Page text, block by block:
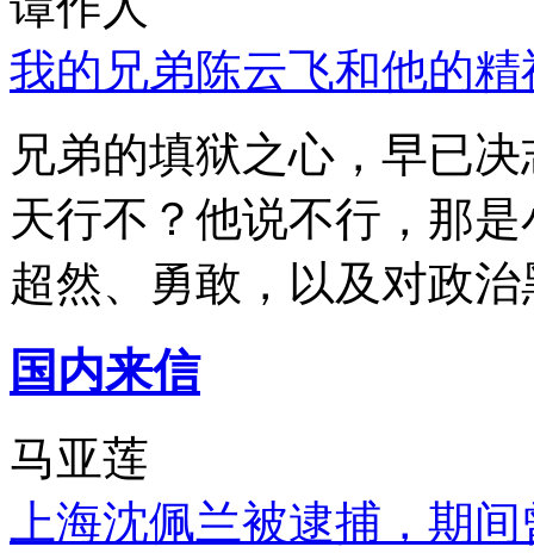
我的兄弟陈云飞和他的
兄弟的填狱之心，早已
天行不？他说不行，那
超然、勇敢，以及对政
国内来信
马亚莲
上海沈佩兰被逮捕，期